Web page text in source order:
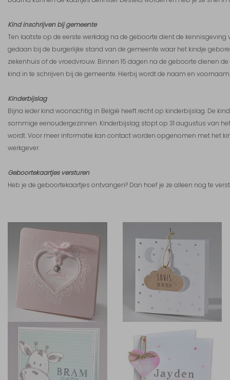
Kind inschrijven bij gemeente
Ten laatste op de eerste werkdag na de geboorte dient de
gedaan bij de burgerlijke stand van de gemeente waar het kindje
ziekenhuis of de vroedvrouw. Binnen 15 dagen na de geboorte dienen
kind in te schrijven bij de gemeente. Hierbij wordt de naam en
Kinderbijslag
Bijna ieder kind woonachtig in België heeft recht op kinderbijslag. De
sommige eenoudergezinnen. Kinderbijslag stopt op 31 augustus van
wordt. Voor meer informatie kan contact worden opgenomen met het
werkgever.
Geboortekaartjes versturen
Heb je de geboortekaartjes ontvangen? Dan hoef je ze alleen nog te